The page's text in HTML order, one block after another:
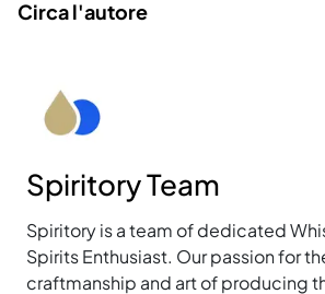
Circa l'autore
Spiritory Team
Spiritory is a team of dedicated
Spirits Enthusiast. Our passion for
craftmanship and art of producing